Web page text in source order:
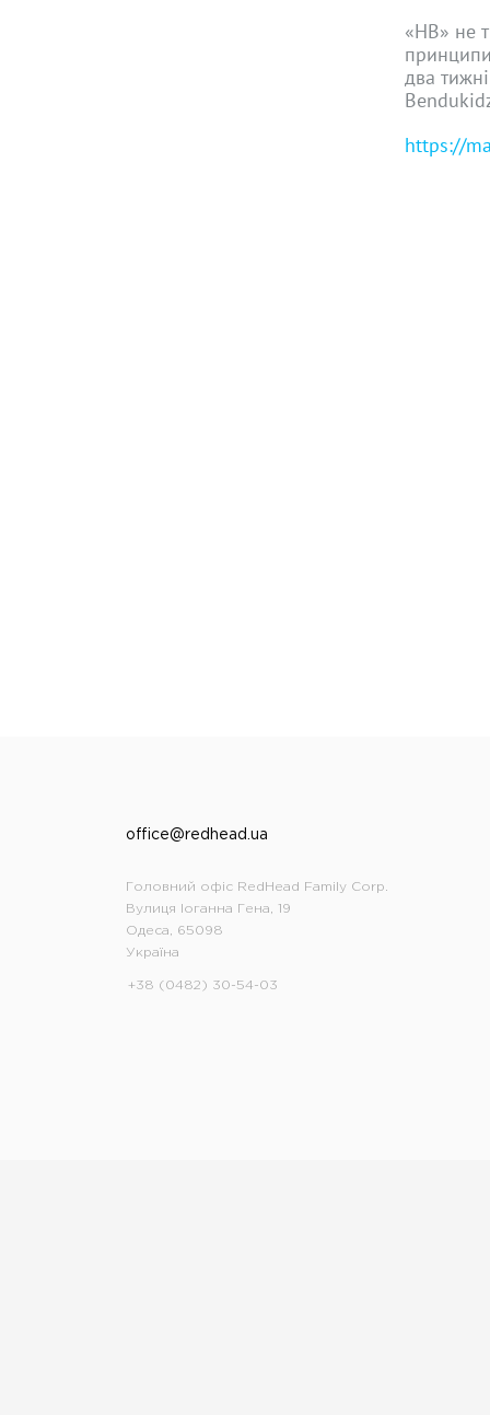
«НВ» не
два
https://
office@redhead.ua
Головний офіс RedHead Family Corp.
Вулиця Іоганна Гена, 19
Одеса, 65098
Україна
+38 (0482) 30-54-03